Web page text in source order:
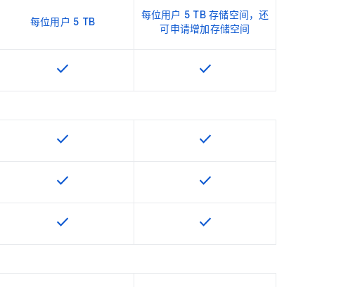
每位用户 5 TB
每位用户 5 TB 存储空间，还
可申请增加存储空间
该 SKU 提供此功能
check 该 SKU 提供此功能
check
该 SKU 提供此功能
check 该 SKU 提供此功能
check
该 SKU 提供此功能
check 该 SKU 提供此功能
check
该 SKU 提供此功能
check 该 SKU 提供此功能
check